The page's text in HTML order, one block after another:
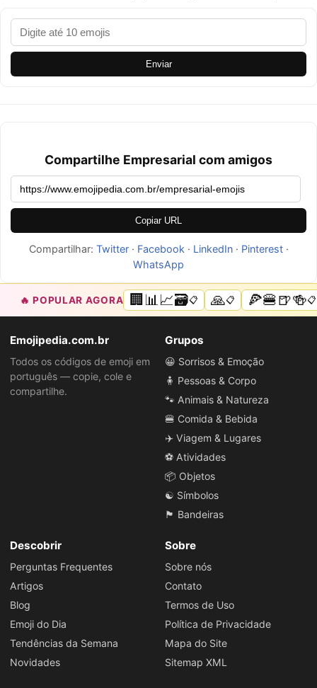
Enviar
Compartilhe Empresarial com amigos
Copiar URL
Compartilhar: Twitter· Facebook · LinkedIn· Pinterest·
WhatsApp
🔥 POPULAR AGORA 🏢📊📈🗃️📋 🙏📋 🍕🍔🍺🍻📋
Emojipedia.com.br
Todos os códigos de emoji em
português — copie, cole e
compartilhe.
Grupos
😀 Sorrisos & Emoção
🧍 Pessoas & Corpo
🐾 Animais & Natureza
🍔 Comida & Bebida
✈️ Viagem & Lugares
⚽ Atividades
📦 Objetos
☯️ Símbolos
🏴 Bandeiras
Descobrir
Perguntas Frequentes
Artigos
Blog
Emoji do Dia
Tendências da Semana
Novidades
Sobre
Sobre nós
Contato
Termos de Uso
Política de Privacidade
Mapa do Site
Sitemap XML